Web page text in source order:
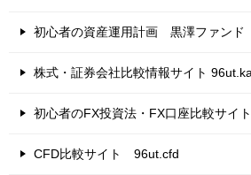
初心者の資産運用計画 黒澤ファンド
株式・証券会社比較情報サイト
初心者のFX投資法・FX口座比較サイ
CFD比較サイト 96ut.cfd